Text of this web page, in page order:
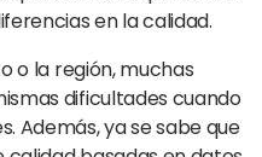
2024 en la calidad.
o la región, muchas
dificultades cuando
Además, ya se sabe que